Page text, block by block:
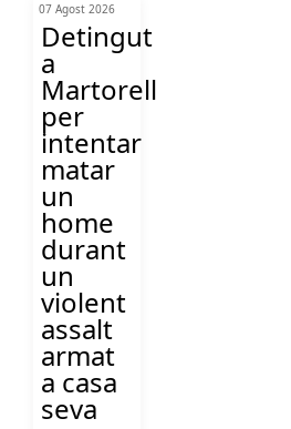
07 Agost 2026
Detingut
a
Martorell
per
intentar
matar
un
home
durant
un
violent
assalt
armat
a casa
seva